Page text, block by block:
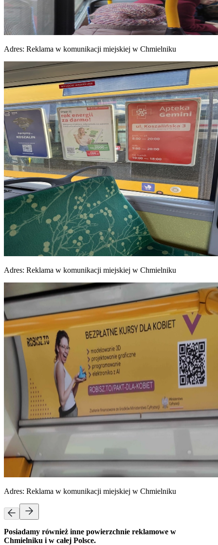
Adres: Reklama w komunikacji miejskiej w Chmielniku
Adres: Reklama w komunikacji miejskiej w Chmielniku
Adres: Reklama w komunikacji miejskiej w Chmielniku
Posiadamy również inne powierzchnie reklamowe w
Chmielniku i w całej Polsce.